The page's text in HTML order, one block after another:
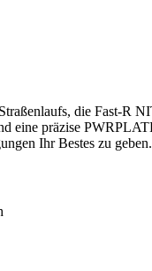
die Fast-R
eine präzise
Ihr Bestes zu